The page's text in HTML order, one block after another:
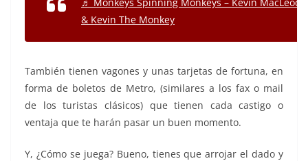
& Kevin The Monkey
También tienen vagones y unas tarjetas de fortuna, en
forma de boletos de Metro, (similares a los fax o mail
de los turistas clásicos) que tienen cada castigo o
ventaja que te harán pasar un buen momento.
Y, ¿Cómo se juega? Bueno, tienes que arrojar el dado y